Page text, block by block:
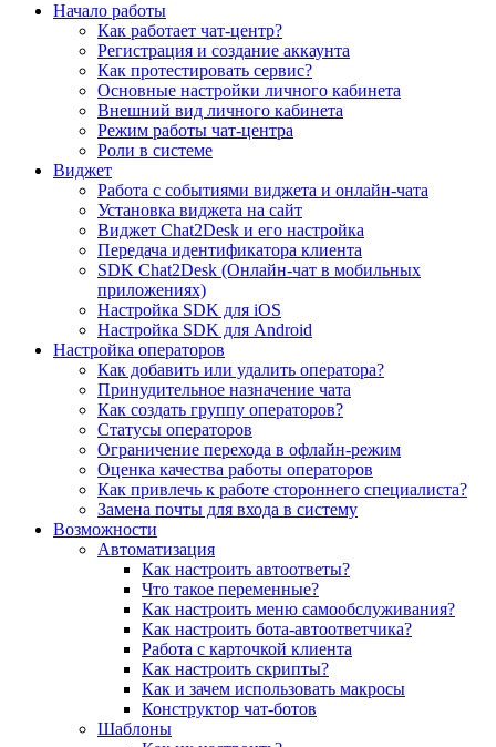
Начало работы
Как работает чат-центр?
Регистрация и создание аккаунта
Как протестировать сервис?
Основные настройки личного кабинета
Внешний вид личного кабинета
Режим работы чат-центра
Роли в системе
Виджет
Работа с событиями виджета и онлайн-чата
Установка виджета на сайт
Виджет Chat2Desk и его настройка
Передача идентификатора клиента
SDK Chat2Desk (Онлайн-чат в мобильных
приложениях)
Настройка SDK для iOS
Настройка SDK для Android
Настройка операторов
Как добавить или удалить оператора?
Принудительное назначение чата
Как создать группу операторов?
Статусы операторов
Ограничение перехода в офлайн-режим
Оценка качества работы операторов
Как привлечь к работе стороннего специалиста?
Замена почты для входа в систему
Возможности
Автоматизация
Как настроить автоответы?
Что такое переменные?
Как настроить меню самообслуживания?
Как настроить бота-автоответчика?
Работа с карточкой клиента
Как настроить скрипты?
Как и зачем использовать макросы
Конструктор чат-ботов
Шаблоны